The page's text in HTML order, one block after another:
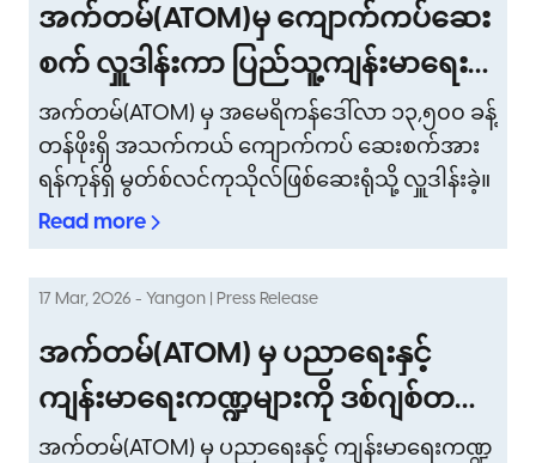
သုံးစွဲသူများ၏ အတွေ့အကြုံများကို ပိုမိုကောင်းမွန်
စေမည့် အခြားအကျိုးခံစားခွင့် အစီအစဉ်သစ်များ
စွာလည်း ပါဝင်သွားမည် ဖြစ်သည်။
အက်တမ်(ATOM)မှ ကျောက်ကပ်ဆေး
စက် လှူဒါန်းကာ ပြည်သူ့ကျန်းမာရေး
စောင့်ရှောက်မှု ကဏ္ဍအား မြှင့်တင်
အက်တမ်(ATOM) မှ အမေရိကန်ဒေါ်လာ ၁၃,၅၀၀ ခန့်
တန်ဖိုးရှိ အသက်ကယ် ကျောက်ကပ် ဆေးစက်အား
ရန်ကုန်ရှိ မွတ်စ်လင်ကုသိုလ်ဖြစ်ဆေးရုံသို့ လှူဒါန်းခဲ့။
Read more
17 Mar, 2026 - Yangon | Press Release
အက်တမ်(ATOM) မှ ပညာရေးနှင့်
ကျန်းမာရေးကဏ္ဍများကို ဒစ်ဂျစ်တယ်
စနစ်ကူးပြောင်းခြင်း ရည်မှန်းချက်ဖြင့်
အက်တမ်(ATOM) မှ ပညာရေးနှင့် ကျန်းမာရေးကဏ္ဍ